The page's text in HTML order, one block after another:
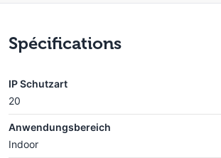
Spécifications
IP Schutzart
20
Anwendungsbereich
Indoor